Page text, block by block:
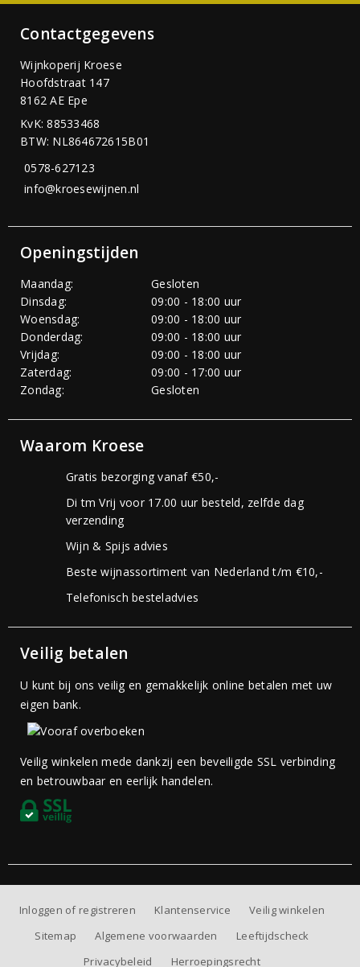
Contactgegevens
Wijnkoperij Kroese
Hoofdstraat 147
8162 AE Epe
KvK: 88533468
BTW: NL864672615B01
0578-627123
info@kroesewijnen.nl
Openingstijden
Maandag:
Gesloten
Dinsdag:
09:00 - 18:00 uur
Woensdag:
09:00 - 18:00 uur
Donderdag:
09:00 - 18:00 uur
Vrijdag:
09:00 - 18:00 uur
Zaterdag:
09:00 - 17:00 uur
Zondag:
Gesloten
Waarom Kroese
Gratis bezorging vanaf €50,-
Di tm Vrij voor 17.00 uur besteld, zelfde dag
verzending
Wijn & Spijs advies
Beste wijnassortiment van Nederland t/m €10,-
Telefonisch besteladvies
Veilig betalen
U kunt bij ons veilig en gemakkelijk online betalen met uw
eigen bank.
Veilig winkelen mede dankzij een beveiligde SSL verbinding
en betrouwbaar en eerlijk handelen.
Inloggen of registreren Klantenservice
Veilig winkelen
Sitemap
Algemene voorwaarden
Leeftijdscheck
Privacybeleid
Herroepingsrecht